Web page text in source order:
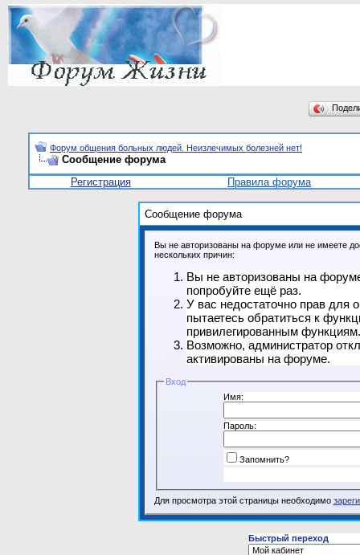
Форум общения больных людей. Неизлечимых болезней нет!
Сообщение форума
Регистрация
Правила форума
Сообщение форума
Вы не авторизованы на форуме или не имеете
нескольких причин:
Вы не авторизованы на
попробуйте ещё раз.
У вас недостаточно прав для
пытаетесь обратиться к
привилегированным функциям.
Возможно, администратор
активированы на форуме.
Вход
Имя:
Пароль:
Запомнить?
Для просмотра этой страницы необходимо
Быстрый переход